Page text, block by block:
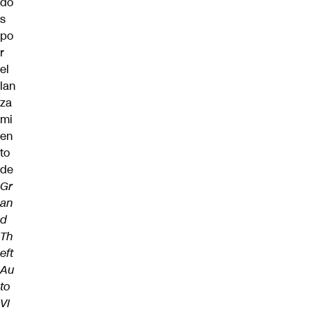
s
po
r
el
lan
za
mi
en
to
de
Gr
an
d
Th
eft
Au
to
VI